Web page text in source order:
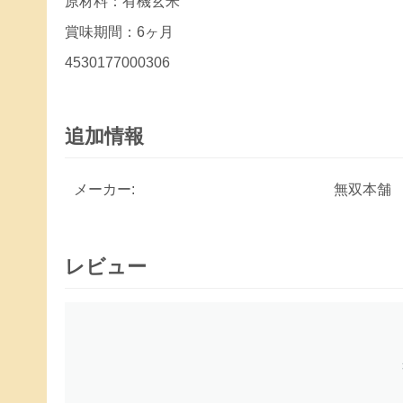
賞味期間：6ヶ月
4530177000306
追加情報
メーカー: 無双本舗
レビュー